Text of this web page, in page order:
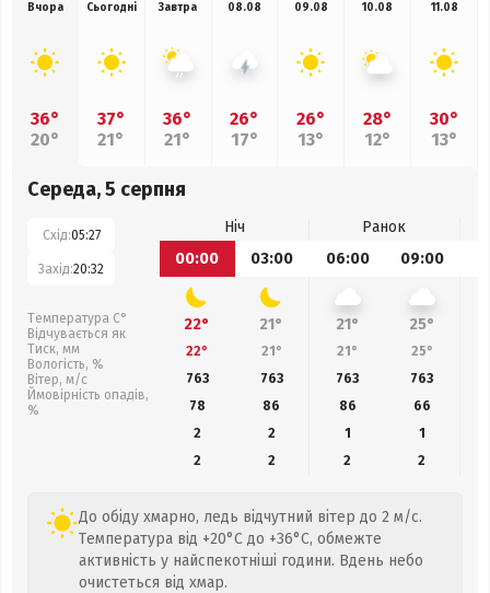
Вчора
36°
20°
Сьогодні
37°
21°
Завтра
36°
21°
08.08
26°
17°
09.08
26°
13°
10.08
28°
12°
11.08
30°
13°
Середа, 5 серпня
Схід:05:27
Захід:20:32
Температура С°
Відчувається як
Тиск, мм
Вологість, %
Вітер, м/с
Ймовірність опадів,
%
Ніч
Ранок
00:00
03:00 06:00 09:00
22° 21° 21° 25°
22° 21° 21° 25°
763
763 763 763
78
86 86 66
2
2 1
1
2
2 2 2
До обіду хмарно, ледь відчутний вітер до 2 м/с.
Температура від +20°C до +36°C, обмежте
активність у найспекотніші години. Вдень небо
очистеться від хмар.